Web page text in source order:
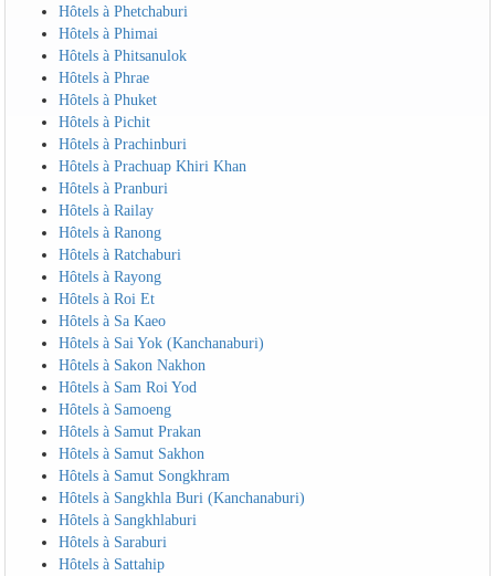
Hôtels à Phetchaburi
Hôtels à Phimai
Hôtels à Phitsanulok
Hôtels à Phrae
Hôtels à Phuket
Hôtels à Pichit
Hôtels à Prachinburi
Hôtels à Prachuap Khiri Khan
Hôtels à Pranburi
Hôtels à Railay
Hôtels à Ranong
Hôtels à Ratchaburi
Hôtels à Rayong
Hôtels à Roi Et
Hôtels à Sa Kaeo
Hôtels à Sai Yok (Kanchanaburi)
Hôtels à Sakon Nakhon
Hôtels à Sam Roi Yod
Hôtels à Samoeng
Hôtels à Samut Prakan
Hôtels à Samut Sakhon
Hôtels à Samut Songkhram
Hôtels à Sangkhla Buri (Kanchanaburi)
Hôtels à Sangkhlaburi
Hôtels à Saraburi
Hôtels à Sattahip